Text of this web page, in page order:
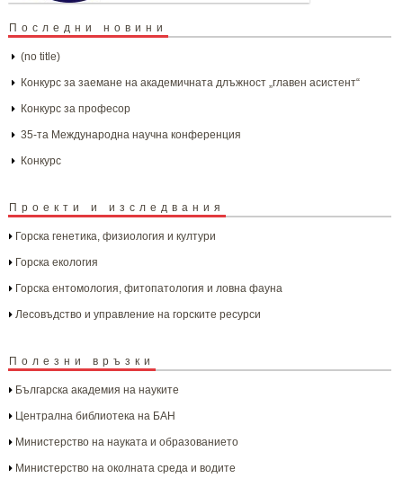
Последни новини
(no title)
Конкурс за заемане на академичната длъжност „главен асистент“
Конкурс за професор
35-та Международна научна конференция
Конкурс
Проекти и изследвания
Горска генетика, физиология и култури
Горска екология
Горска ентомология, фитопатология и ловна фауна
Лесовъдство и управление на горските ресурси
Полезни връзки
Българска aкадемия на науките
Централна библиотека на БАН
Министерство на науката и образованието
Министерство на околната среда и водите